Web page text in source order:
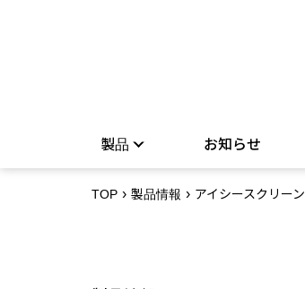
製品 お知らせ
TOP 製品情報 アイシースクリーン